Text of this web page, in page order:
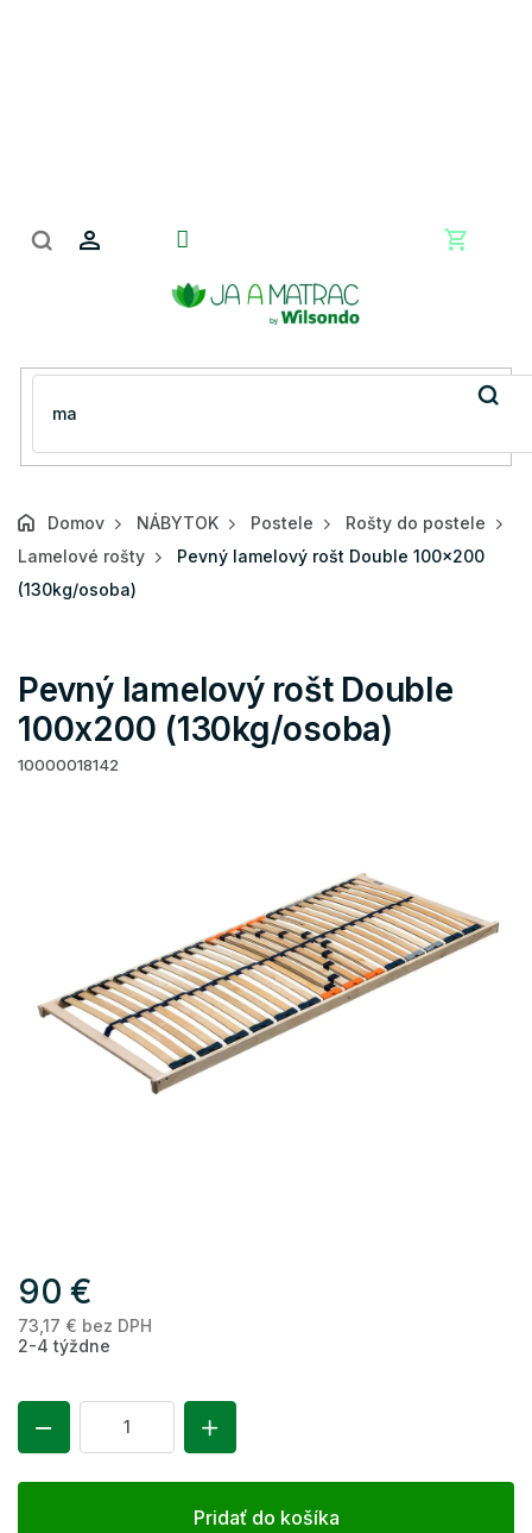
Domov NÁBYTOK Postele
Rošty do postele
Lamelové rošty
Pevný lamelový rošt Double 100x200
(130kg/osoba)
Pevný lamelový rošt Double
100x200 (130kg/osoba)
10000018142
90 €
73,17 € bez DPH
2-4 týždne
Pridať do košíka